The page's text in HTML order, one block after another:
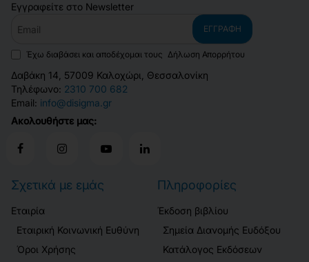
Εγγραφείτε στο Newsletter
ΕΓΓΡΑΦΉ
Έχω διαβάσει και αποδέχομαι τους Δήλωση Απορρήτου
Δαβάκη 14, 57009 Καλοχώρι, Θεσσαλονίκη
Τηλέφωνο: 2310 700 682
Email: info@disigma.gr
Ακολουθήστε μας:
Σχετικά με εμάς
Εταιρία
Εταιρική Κοινωνική Ευθύνη
Όροι Χρήσης
Πληροφορίες
Έκδοση βιβλίου
Σημεία Διανομής Ευδόξου
Κατάλογος Εκδόσεων